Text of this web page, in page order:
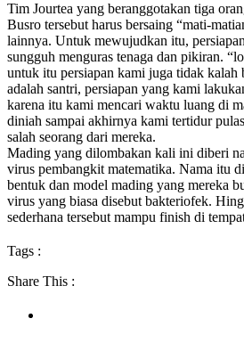
Tim Jourtea yang beranggotakan tiga
Busro tersebut harus bersaing “mati-
lainnya. Untuk mewujudkan itu,
sungguh menguras tenaga dan pikiran.
untuk itu persiapan kami juga tidak kalah
adalah santri, persiapan yang kami
karena itu kami mencari waktu luang di
diniah sampai akhirnya kami tertidur
salah seorang dari mereka.
Mading yang dilombakan kali ini diberi
virus pembangkit matematika. Nama itu
bentuk dan model mading yang mereka
virus yang biasa disebut bakteriofek.
sederhana tersebut mampu finish di
Tags :
Share This :